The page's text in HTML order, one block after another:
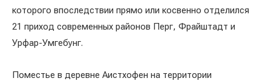
которого впоследствии прямо или косвенно отделился
21 приход современных районов Перг, Фрайштадт и
Урфар-Умгебунг.
Поместье в деревне Аистхофен на территории